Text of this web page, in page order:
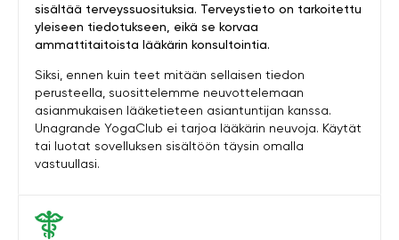
sisältää terveyssuosituksia. Terveystieto on tarkoitettu
yleiseen tiedotukseen, eikä se korvaa
ammattitaitoista lääkärin konsultointia.
Siksi, ennen kuin teet mitään sellaisen tiedon
perusteella, suosittelemme neuvottelemaan
asianmukaisen lääketieteen asiantuntijan kanssa.
Unagrande YogaClub ei tarjoa lääkärin neuvoja. Käytät
tai luotat sovelluksen sisältöön täysin omalla
vastuullasi.